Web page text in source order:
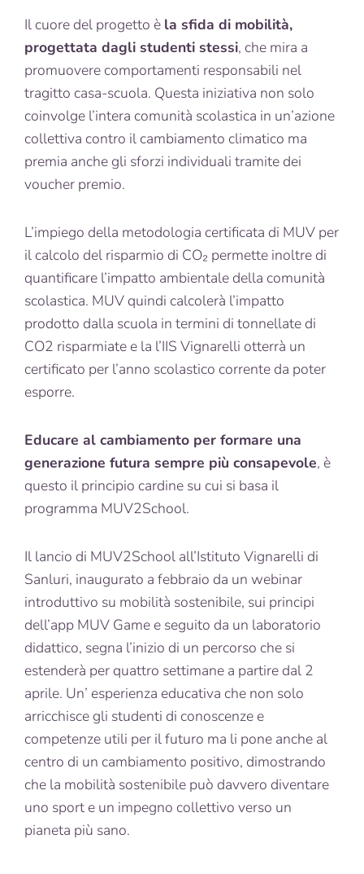
Il cuore del progetto è la sfida di mobilità,
progettata dagli studenti stessi, che mira a
promuovere comportamenti responsabili nel
tragitto casa-scuola. Questa iniziativa non solo
coinvolge l’intera comunità scolastica in un’azione
collettiva contro il cambiamento climatico ma
premia anche gli sforzi individuali tramite dei
voucher premio.
L’impiego della metodologia certificata di MUV per
il calcolo del risparmio di CO₂ permette inoltre di
quantificare l’impatto ambientale della comunità
scolastica. MUV quindi calcolerà l’impatto
prodotto dalla scuola in termini di tonnellate di
CO2 risparmiate e la l’IIS Vignarelli otterrà un
certificato per l’anno scolastico corrente da poter
esporre.
Educare al cambiamento per formare una
generazione futura sempre più consapevole, è
questo il principio cardine su cui si basa il
programma MUV2School.
Il lancio di MUV2School all’Istituto Vignarelli di
Sanluri, inaugurato a febbraio da un webinar
introduttivo su mobilità sostenibile, sui principi
dell’app MUV Game e seguito da un laboratorio
didattico, segna l’inizio di un percorso che si
estenderà per quattro settimane a partire dal 2
aprile. Un’ esperienza educativa che non solo
arricchisce gli studenti di conoscenze e
competenze utili per il futuro ma li pone anche al
centro di un cambiamento positivo, dimostrando
che la mobilità sostenibile può davvero diventare
uno sport e un impegno collettivo verso un
pianeta più sano.